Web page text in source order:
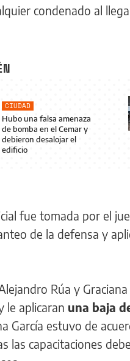
condenado al
CIUDAD
Hubo una falsa amenaza
de bomba en el Cemar y
debieron desalojar el
edificio
fue tomada por el
de la defensa y
Rúa y
le aplicaran una baja
García estuvo de
las capacitaciones